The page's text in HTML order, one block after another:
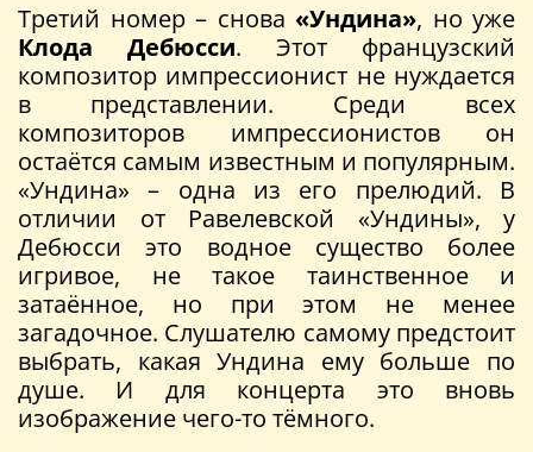
Третий номер – снова «Ундина», но уже
Клода Дебюсси. Этот французский
композитор импрессионист не нуждается
в представлении. Среди всех
композиторов импрессионистов он
остаётся самым известным и популярным.
«Ундина» – одна из его прелюдий. В
отличии от Равелевской «Ундины», у
Дебюсси это водное существо более
игривое, не такое таинственное и
затаённое, но при этом не менее
загадочное. Слушателю самому предстоит
выбрать, какая Ундина ему больше по
душе. И для концерта это вновь
изображение чего-то тёмного.